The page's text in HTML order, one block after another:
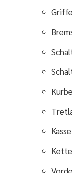
Griffe
Kette